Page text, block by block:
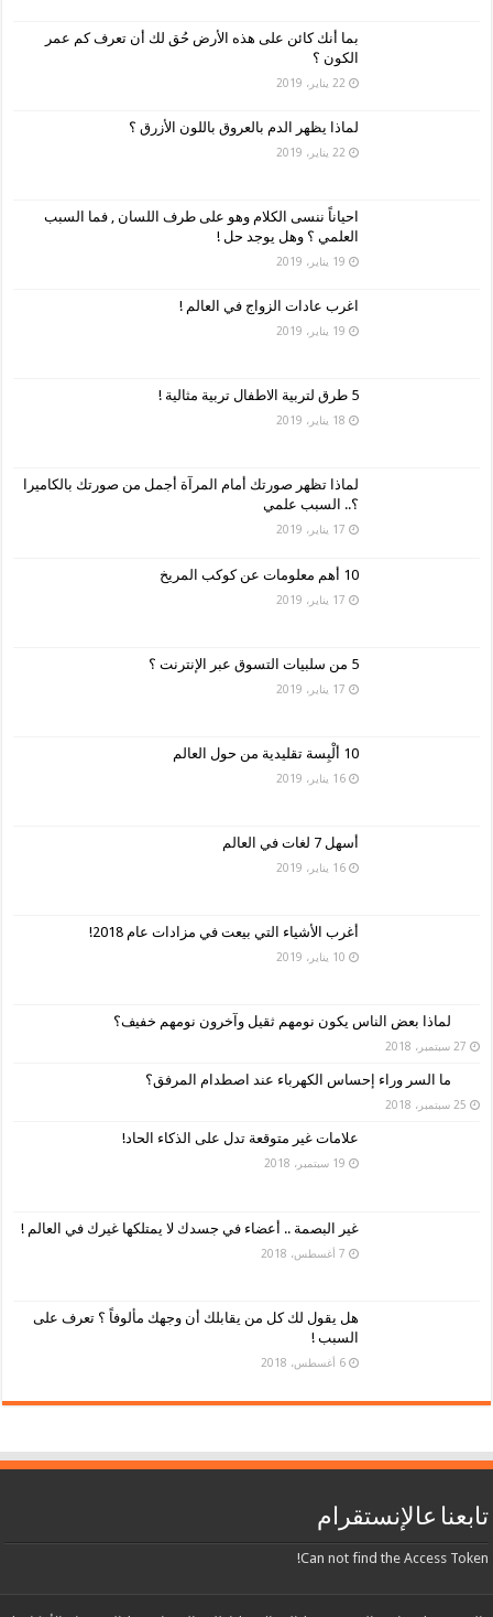
بما أنك كائن على هذه الأرض حُق لك أن تعرف كم عمر
الكون ؟
22 يناير، 2019
لماذا يظهر الدم بالعروق باللون الأزرق ؟
22 يناير، 2019
احياناً ننسى الكلام وهو على طرف اللسان , فما السبب
العلمي ؟ وهل يوجد حل !
19 يناير، 2019
اغرب عادات الزواج في العالم !
19 يناير، 2019
5 طرق لتربية الاطفال تربية مثالية !
18 يناير، 2019
لماذا تظهر صورتك أمام المرآة أجمل من صورتك بالكاميرا
؟.. السبب علمي
17 يناير، 2019
10 أهم معلومات عن كوكب المريخ
17 يناير، 2019
5 من سلبيات التسوق عبر الإنترنت ؟
17 يناير، 2019
10 ألْبِسة تقليدية من حول العالم
16 يناير، 2019
أسهل 7 لغات في العالم
16 يناير، 2019
أغرب الأشياء التي بيعت في مزادات عام 2018!
10 يناير، 2019
لماذا بعض الناس يكون نومهم ثقيل وآخرون نومهم خفيف؟
27 سبتمبر، 2018
ما السر وراء إحساس الكهرباء عند اصطدام المرفق؟
25 سبتمبر، 2018
علامات غير متوقعة تدل على الذكاء الحاد!
19 سبتمبر، 2018
غير البصمة .. أعضاء في جسدك لا يمتلكها غيرك في العالم !
7 أغسطس، 2018
هل يقول لك كل من يقابلك أن وجهك مألوفاً ؟ تعرف على
السبب !
6 أغسطس، 2018
تابعنا عالإنستقرام
Can not find the Access Token!